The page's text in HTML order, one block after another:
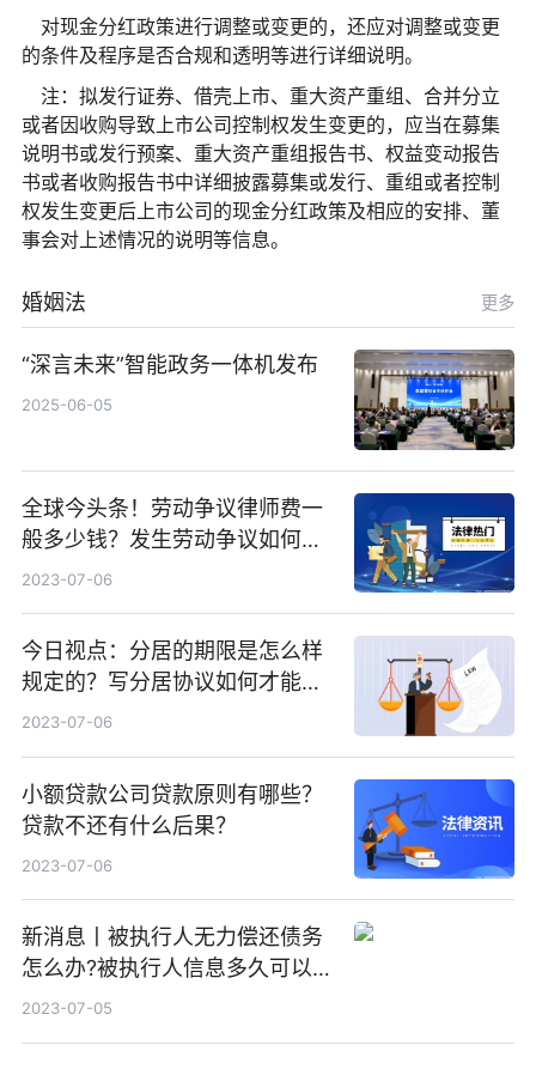
对现金分红政策进行调整或变更的，还应对调整或变更
的条件及程序是否合规和透明等进行详细说明。
注：拟发行证券、借壳上市、重大资产重组、合并分立
或者因收购导致上市公司控制权发生变更的，应当在募集
说明书或发行预案、重大资产重组报告书、权益变动报告
书或者收购报告书中详细披露募集或发行、重组或者控制
权发生变更后上市公司的现金分红政策及相应的安排、董
事会对上述情况的说明等信息。
婚姻法 更多
“深言未来”智能政务一体机发布
2025-06-05
全球今头条！劳动争议律师费一
般多少钱？发生劳动争议如何算
工资？
2023-07-06
今日视点：分居的期限是怎么样
规定的？写分居协议如何才能有
效？
2023-07-06
小额贷款公司贷款原则有哪些？
贷款不还有什么后果？
2023-07-06
新消息丨被执行人无力偿还债务
怎么办?被执行人信息多久可以
消除?
2023-07-05